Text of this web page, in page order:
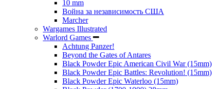
10 mm
Война за независимость США
Marcher
Wargames Illustrated
Warlord Games
Achtung Panzer!
Beyond the Gates of Antares
Black Powder Epic American Civil War (15mm)
Black Powder Epic Battles: Revolution! (15mm)
Black Powder Epic Waterloo (15mm)